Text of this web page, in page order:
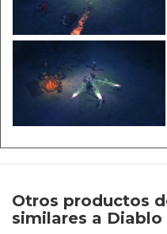
Otros productos
similares a Diablo